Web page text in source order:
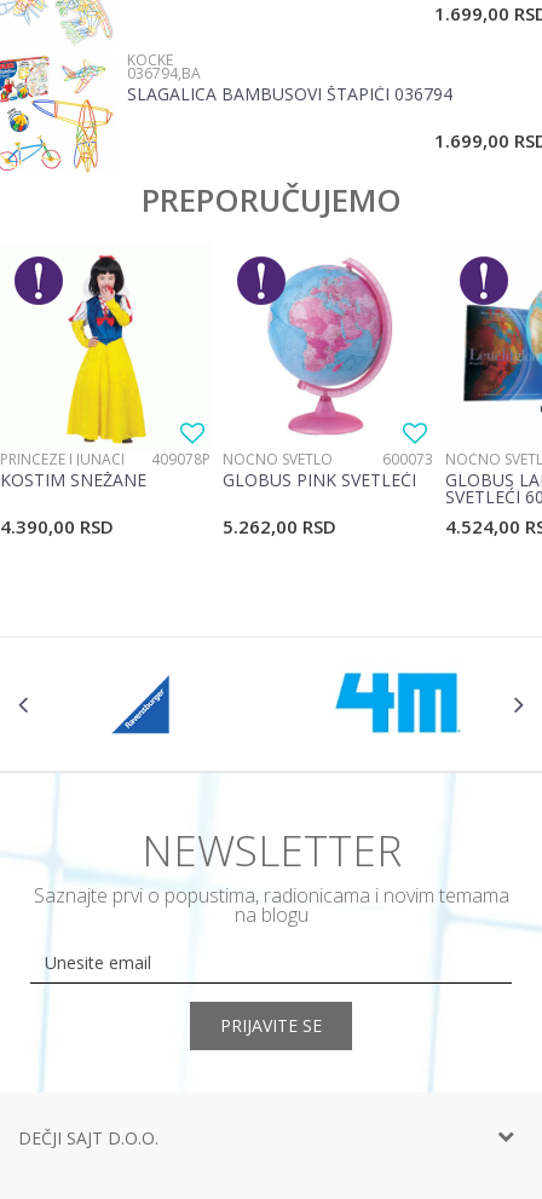
1.699,00
KOCKE
036794,BA
SLAGALICA BAMBUSOVI ŠTAPIĆI 036794
1.699,00
PREPORUČUJEMO
PRINCEZE I JUNACI 409078P
KOSTIM SNEŽANE
4.390,00 RSD
NOĆNO SVETLO 600073
GLOBUS PINK SVETLEĆI
5.262,00 RSD
NOĆNO
GLOBUS
SVETLEĆI
4.524,00
NEWSLETTER
Saznajte prvi o popustima, radionicama i novim temama
na blogu
PRIJAVITE SE
DEČJI SAJT D.O.O.